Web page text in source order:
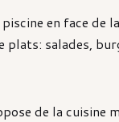
en face de
plats: salades,
de la cuisine